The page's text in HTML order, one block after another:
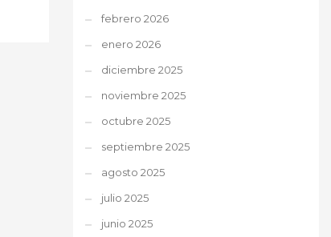
febrero 2026
enero 2026
diciembre 2025
noviembre 2025
octubre 2025
septiembre 2025
agosto 2025
julio 2025
junio 2025